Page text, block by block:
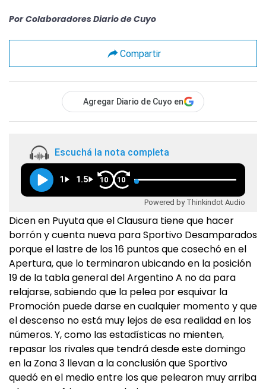
Por Colaboradores Diario de Cuyo
Compartir
Agregar Diario de Cuyo en
Escuchá la nota completa
1 1.5 10 10
Powered by Thinkindot Audio
Dicen en Puyuta que el Clausura tiene que hacer
borrón y cuenta nueva para Sportivo Desamparados
porque el lastre de los 16 puntos que cosechó en el
Apertura, que lo terminaron ubicando en la posición
19 de la tabla general del Argentino A no da para
relajarse, sabiendo que la pelea por esquivar la
Promoción puede darse en cualquier momento y que
el descenso no está muy lejos de esa realidad en los
números. Y, como las estadísticas no mienten,
repasar los rivales que tendrá desde este domingo
en la Zona 3 llevan a la conclusión que Sportivo
quedó en el medio entre los que pelearon muy arriba